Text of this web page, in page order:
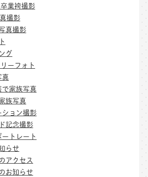
業袴撮影
撮影
真撮影
グ
ーフォト
真
家族写真
族写真
ション撮影
記念撮影
トレート
らせ
アクセス
お知らせ